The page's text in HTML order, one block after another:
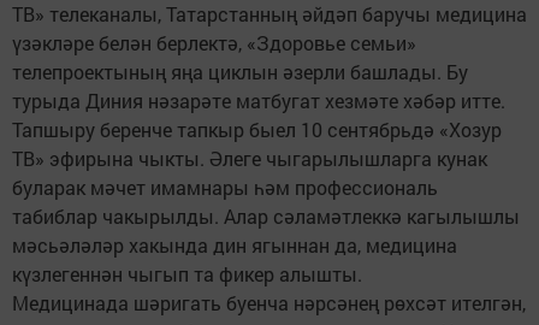
ТВ» телеканалы, Татарстанның әйдәп баручы медицина
үзәкләре белән берлектә, «Здоровье семьи»
телепроектының яңа циклын әзерли башлады. Бу
турыда Диния нәзарәте матбугат хезмәте хәбәр итте.
Тапшыру беренче тапкыр быел 10 сентябрьдә «Хозур
ТВ» эфирына чыкты. Әлеге чыгарылышларга кунак
буларак мәчет имамнары һәм профессиональ
табиблар чакырылды. Алар сәламәтлеккә кагылышлы
мәсьәләләр хакында дин ягыннан да, медицина
күзлегеннән чыгып та фикер алышты.
Медицинада шәригать буенча нәрсәнең рөхсәт ителгән,